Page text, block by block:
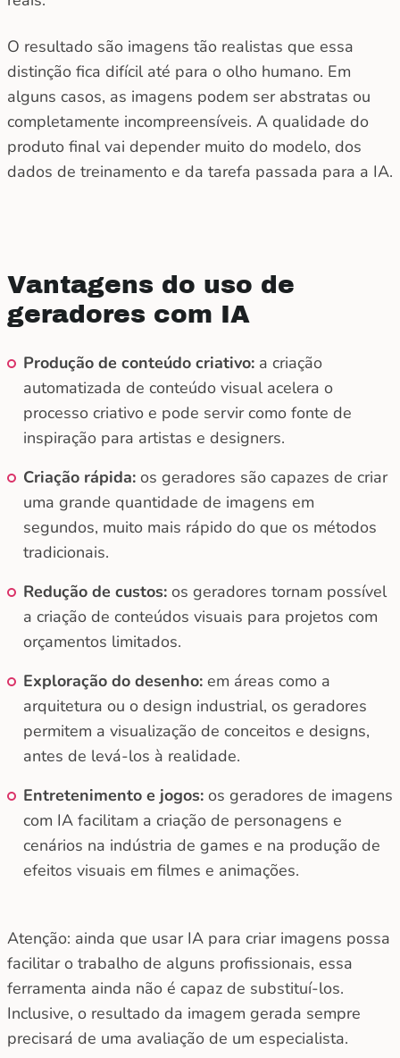
O resultado são imagens tão realistas que essa
distinção fica difícil até para o olho humano. Em
alguns casos, as imagens podem ser abstratas ou
completamente incompreensíveis. A qualidade do
produto final vai depender muito do modelo, dos
dados de treinamento e da tarefa passada para a IA.
Vantagens do uso de
geradores com IA
Produção de conteúdo criativo: a criação
automatizada de conteúdo visual acelera o
processo criativo e pode servir como fonte de
inspiração para artistas e designers.
Criação rápida: os geradores são capazes de criar
uma grande quantidade de imagens em
segundos, muito mais rápido do que os métodos
tradicionais.
Redução de custos: os geradores tornam possível
a criação de conteúdos visuais para projetos com
orçamentos limitados.
Exploração do desenho: em áreas como a
arquitetura ou o design industrial, os geradores
permitem a visualização de conceitos e designs,
antes de levá-los à realidade.
Entretenimento e jogos: os geradores de imagens
com IA facilitam a criação de personagens e
cenários na indústria de games e na produção de
efeitos visuais em filmes e animações.
Atenção: ainda que usar IA para criar imagens possa
facilitar o trabalho de alguns profissionais, essa
ferramenta ainda não é capaz de substituí-los.
Inclusive, o resultado da imagem gerada sempre
precisará de uma avaliação de um especialista.